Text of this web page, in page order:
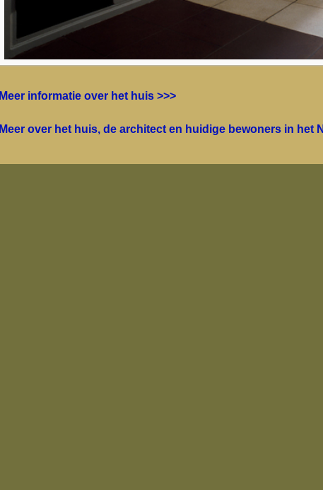
Meer informatie over het huis >>>
Meer over het huis, de architect en huidige bewoners in het